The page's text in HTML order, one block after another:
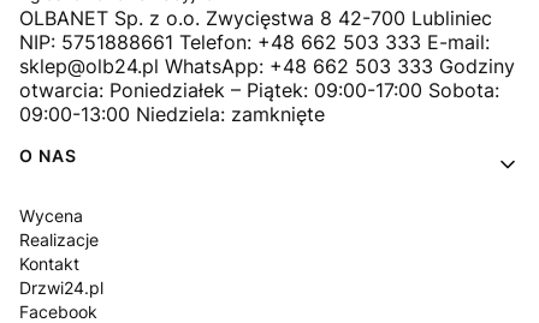
OLBANET Sp. z o.o. Zwycięstwa 8 42-700 Lubliniec
NIP: 5751888661 Telefon: +48 662 503 333 E-mail:
sklep@olb24.pl WhatsApp: +48 662 503 333 Godziny
otwarcia: Poniedziałek – Piątek: 09:00-17:00 Sobota:
09:00-13:00 Niedziela: zamknięte
O NAS
Wycena
Realizacje
Kontakt
Drzwi24.pl
Facebook